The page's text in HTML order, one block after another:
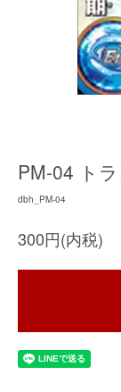
PM-04 ト
dbh_PM-04
300円(内税)